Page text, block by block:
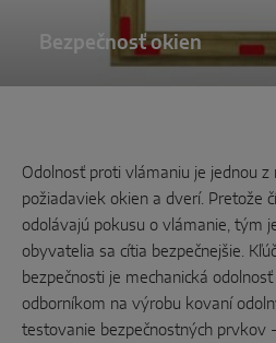
Sense by MACO
Digitálne služby
Podpora v oblasti noriem
Produktový servis
Bezpečnosť okien
Odolnosť proti vlámaniu je jednou z
požiadaviek okien a dverí. Pretože
odolávajú pokusu o vlámanie, tým
obyvatelia sa cítia bezpečnejšie.
bezpečnosti je mechanická
odborníkom na výrobu kovaní
testovanie bezpečnostných prvkov